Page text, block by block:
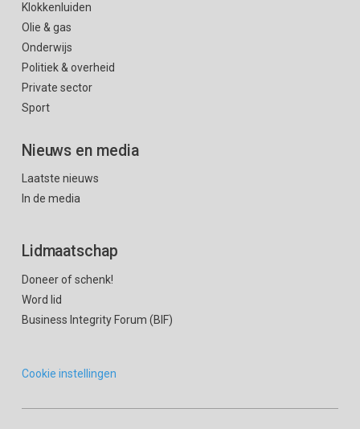
Klokkenluiden
Olie & gas
Onderwijs
Politiek & overheid
Private sector
Sport
Nieuws en media
Laatste nieuws
In de media
Lidmaatschap
Doneer of schenk!
Word lid
Business Integrity Forum (BIF)
Cookie instellingen